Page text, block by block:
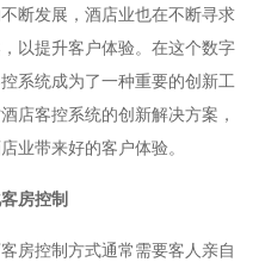
发展，酒店业也在不断寻求
以提升客户体验。在这个数字
系统成为了一种重要的创新工
店客控系统的创新解决方案，
业带来好的客户体验。
房控制
控制方式通常需要客人亲自